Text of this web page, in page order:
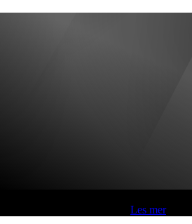
Les mer